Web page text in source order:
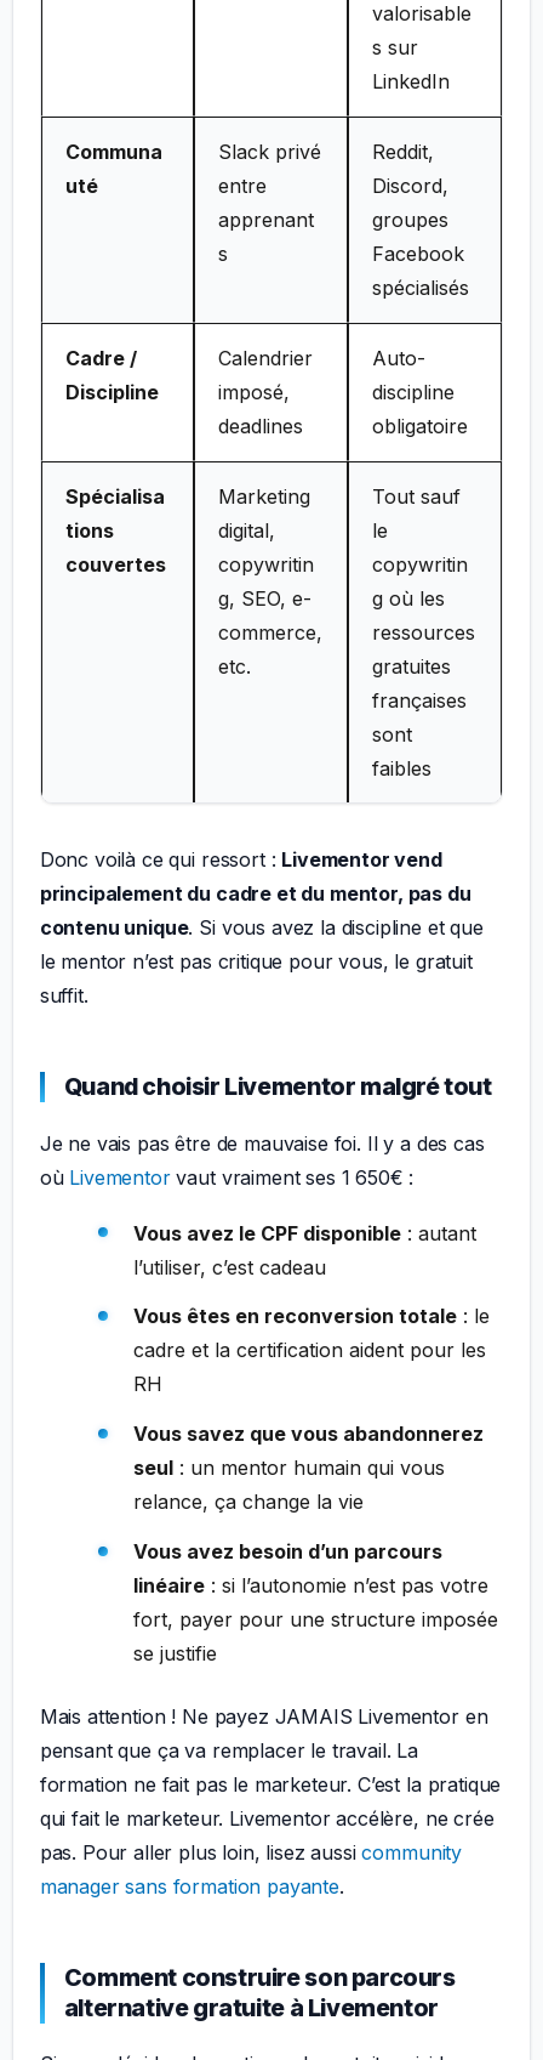
valorisable
s sur
LinkedIn
Communa
uté
Slack privé
entre
apprenant
s
Reddit,
Discord,
groupes
Facebook
spécialisés
Cadre /
Discipline
Calendrier
imposé,
deadlines
Auto-
discipline
obligatoire
Spécialisa
tions
couvertes
Marketing
digital,
copywritin
g, SEO, e-
commerce,
etc.
Tout sauf
le
copywritin
g où les
ressources
gratuites
françaises
sont
faibles
Donc voilà ce qui ressort : Livementor vend
principalement du cadre et du mentor, pas du
contenu unique. Si vous avez la discipline et que
le mentor n’est pas critique pour vous, le gratuit
suffit.
Quand choisir Livementor malgré tout
Je ne vais pas être de mauvaise foi. Il y a des cas
où Livementorvaut vraiment ses 1 650€ :
Vous avez le CPF disponible: autant
l’utiliser, c’est cadeau
Vous êtes en reconversion totale: le
cadre et la certification aident pour les
RH
Vous savez que vous abandonnerez
seul: un mentor humain qui vous
relance, ça change la vie
Vous avez besoin d’un parcours
linéaire: si l’autonomie n’est pas votre
fort, payer pour une structure imposée
se justifie
Mais attention ! Ne payez JAMAIS Livementor en
pensant que ça va remplacer le travail. La
formation ne fait pas le marketeur. C’est la pratique
qui fait le marketeur. Livementor accélère, ne crée
pas. Pour aller plus loin, lisez aussicommunity
manager sans formation payante.
Comment construire son parcours
alternative gratuite à Livementor